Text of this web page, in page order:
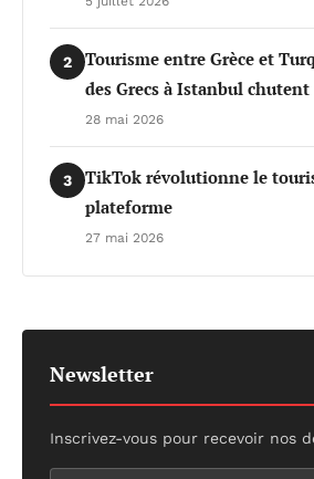
2
Tourisme entre Grèce et
des Grecs à Istanbul chutent
28 mai 2026
3
TikTok révolutionne le
plateforme
27 mai 2026
Newsletter
Inscrivez-vous pour recevoir nos